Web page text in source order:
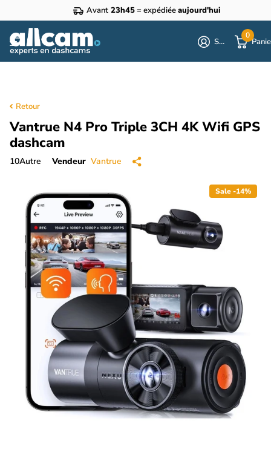
Avant 23h45= expédiéeaujourd'hui
S'identifier
0
Retour
Vantrue N4 Pro Triple 3CH 4K Wifi GPS
dashcam
10Autre Vendeur Vantrue
Sale -14%